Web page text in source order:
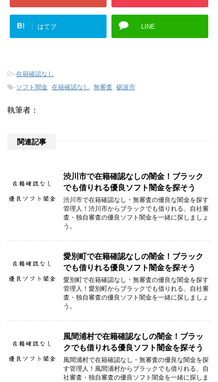
B! はてブ LINE
-在籍確認なし
-ソフト闇金, 在籍確認なし , 無審査, 砺波市
執筆者：
関連記事
渋川市で在籍確認なしの闇金！ブラック
でも借りれる優良ソフト闇金を探そう
渋川市で在籍確認なし・無審査の優良な闇金を探す
管理人！渋川市からブラックでも借りれる、自社審
査・独自審査の優良ソフト闇金を一緒に探しましょ
う。
愛別町で在籍確認なしの闇金！ブラック
でも借りれる優良ソフト闇金を探そう
愛別町で在籍確認なし・無審査の優良な闇金を探す
管理人！愛別町からブラックでも借りれる、自社審
査・独自審査の優良ソフト闇金を一緒に探しましょ
う。
風間浦村で在籍確認なしの闇金！ブラッ
クでも借りれる優良ソフト闇金を探そう
風間浦村で在籍確認なし・無審査の優良な闇金を探
す管理人！風間浦村からブラックでも借りれる、自
社審査・独自審査の優良ソフト闇金を一緒に探しま